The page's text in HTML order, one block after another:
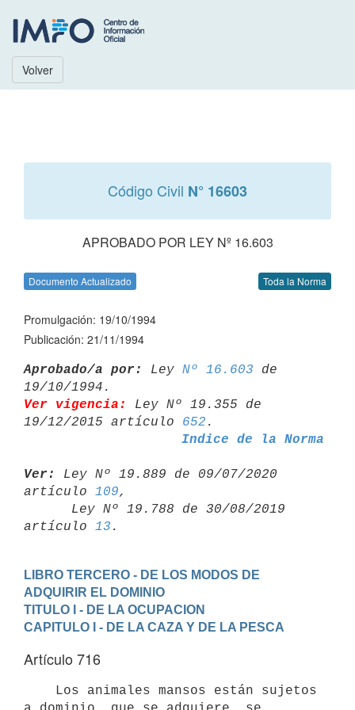
Volver
Código Civil N° 16603
APROBADO POR LEY Nº 16.603
Documento Actualizado Toda la Norma
Promulgación: 19/10/1994
Publicación: 21/11/1994
Aprobado/a por: Ley Nº 16.603 de
Ver vigencia:
Ley Nº 19.355 de
19/12/2015 artículo 652
Indice de la Norma
Ver:
Ley Nº 19.889 de 09/07/2020
artículo 109,
artículo 13
LIBRO TERCERO - DE LOS MODOS DE
ADQUIRIR EL DOMINIO
TITULO I - DE LA OCUPACION
CAPITULO I - DE LA CAZA Y DE LA PESCA
Artículo 716